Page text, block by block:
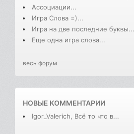
Ассоциации...
Игра Слова =)...
Игра на две последние буквы...
Еще одна игра слова...
весь форум
НОВЫЕ КОММЕНТАРИИ
Igor_Valerich, Всё то что в...